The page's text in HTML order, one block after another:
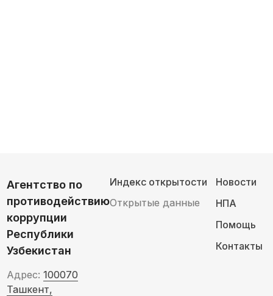
Агентство по
противодействию
коррупции
Республики
Узбекистан
Адрес: 100070
Ташкент,
Индекс открытости
Открытые данные
Новости
НПА
Помощь
Контакты